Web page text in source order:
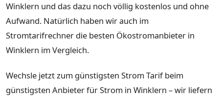
Winklern und das dazu noch völlig kostenlos und ohne
Aufwand. Natürlich haben wir auch im
Stromtarifrechner die besten Ökostromanbieter in
Winklern im Vergleich.
Wechsle jetzt zum günstigsten Strom Tarif beim
günstigsten Anbieter für Strom in Winklern – wir liefern